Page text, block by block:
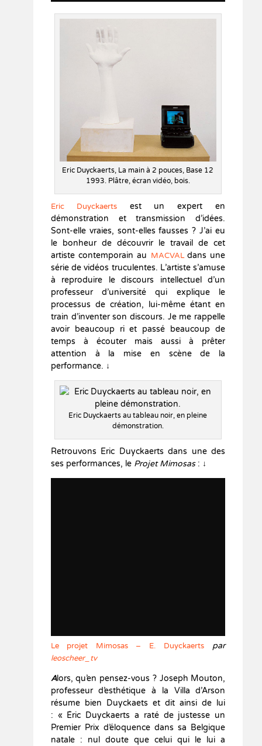
Eric Duyckaerts, La main à 2 pouces, Base 12
1993. Plâtre, écran vidéo, bois.
Eric Duyckaertsest un expert en
démonstration et transmission d’idées.
Sont-elle vraies, sont-elles fausses ? J’ai eu
le bonheur de découvrir le travail de cet
artiste contemporain au MACVAL dans une
série de vidéos truculentes. L’artiste s’amuse
à reproduire le discours intellectuel d’un
professeur d’université qui explique le
processus de création, lui-même étant en
train d’inventer son discours. Je me rappelle
avoir beaucoup ri et passé beaucoup de
temps à écouter mais aussi à prêter
attention à la mise en scène de la
performance. ↓
Eric Duyckaerts au tableau noir, en pleine
démonstration.
Retrouvons Eric Duyckaerts dans une des
ses performances, le Projet Mimosas: ↓
Le projet Mimosas – E. Duyckaerts par
leoscheer_tv
Alors, qu’en pensez-vous ? Joseph Mouton,
professeur d’esthétique à la Villa d’Arson
résume bien Duyckaets et dit ainsi de lui
: « Éric Duyckaerts a raté de justesse un
Premier Prix d’éloquence dans sa Belgique
natale : nul doute que celui qui le lui a